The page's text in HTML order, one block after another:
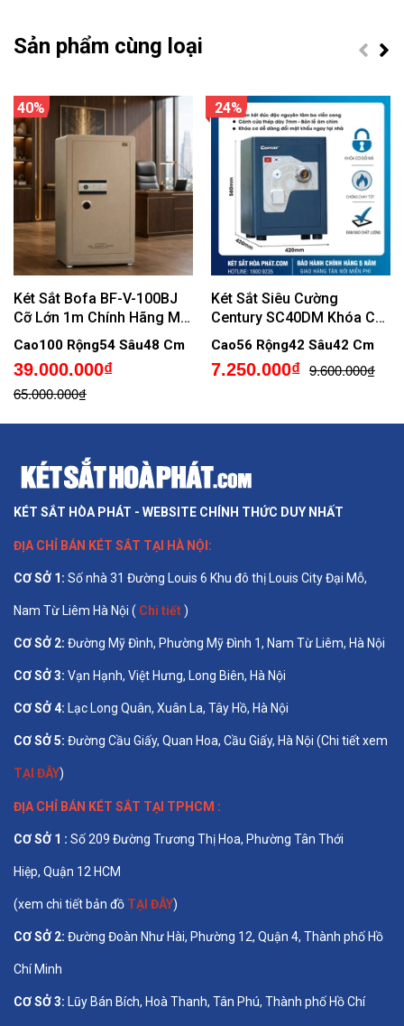
Sản phẩm cùng loại
40%
Két Sắt Bofa BF-V-100BJ
Cỡ Lớn 1m Chính Hãng Mở
5 Chế Độ Vân Tay Gửi Cảnh
Báo Trộm Về Điện Thoại
Cao100 Rộng54 Sâu48 Cm
39.000.000₫
65.000.000₫
24%
Két Sắt Siêu Cường
Century SC40DM Khóa Cơ
Đổi Mã
Cao56 Rộng42 Sâu42 Cm
7.250.000₫ 9.600.000₫
KÉT SẮT HÒA PHÁT - WEBSITE CHÍNH THỨC DUY NHẤT
ĐỊA CHỈ BÁN KÉT SẮT TẠI HÀ NỘI :
CƠ SỞ 1: Số nhà 31 Đường Louis 6 Khu đô thị Louis City Đại Mỗ,
Nam Từ Liêm Hà Nội ( Chi tiết)
CƠ SỞ 2: Đường Mỹ Đình, Phường Mỹ Đình 1, Nam Từ Liêm, Hà Nội
CƠ SỞ 3: Vạn Hạnh, Việt Hưng, Long Biên, Hà Nội
CƠ SỞ 4: Lạc Long Quân, Xuân La, Tây Hồ, Hà Nội
CƠ SỞ 5: Đường Cầu Giấy, Quan Hoa, Cầu Giấy, Hà Nội (Chi tiết xem
TẠI ĐÂY)
ĐỊA CHỈ BÁN KÉT SẮT TẠI TPHCM :
CƠ SỞ 1 : Số 209 Đường Trương Thị Hoa, Phường Tân Thới
Hiệp, Quận 12 HCM
(xem chi tiết bản đồ TẠI ĐÂY)
CƠ SỞ 2: Đường Đoàn Như Hài, Phường 12, Quận 4, Thành phố Hồ
Chí Minh
CƠ SỞ 3: Lũy Bán Bích, Hoà Thanh, Tân Phú, Thành phố Hồ Chí